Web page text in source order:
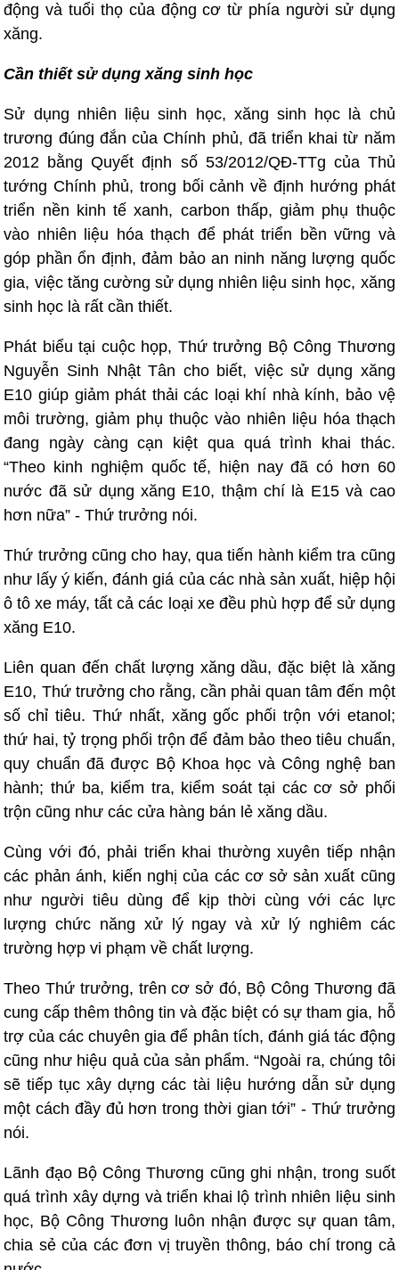
động và tuổi thọ của động cơ từ phía người sử dụng
xăng.
Cần thiết sử dụng xăng sinh học
Sử dụng nhiên liệu sinh học, xăng sinh học là chủ
trương đúng đắn của Chính phủ, đã triển khai từ năm
2012 bằng Quyết định số 53/2012/QĐ-TTg của Thủ
tướng Chính phủ, trong bối cảnh về định hướng phát
triển nền kinh tế xanh, carbon thấp, giảm phụ thuộc
vào nhiên liệu hóa thạch để phát triển bền vững và
góp phần ổn định, đảm bảo an ninh năng lượng quốc
gia, việc tăng cường sử dụng nhiên liệu sinh học, xăng
sinh học là rất cần thiết.
Phát biểu tại cuộc họp, Thứ trưởng Bộ Công Thương
Nguyễn Sinh Nhật Tân cho biết, việc sử dụng xăng
E10 giúp giảm phát thải các loại khí nhà kính, bảo vệ
môi trường, giảm phụ thuộc vào nhiên liệu hóa thạch
đang ngày càng cạn kiệt qua quá trình khai thác.
“Theo kinh nghiệm quốc tế, hiện nay đã có hơn 60
nước đã sử dụng xăng E10, thậm chí là E15 và cao
hơn nữa” - Thứ trưởng nói.
Thứ trưởng cũng cho hay, qua tiến hành kiểm tra cũng
như lấy ý kiến, đánh giá của các nhà sản xuất, hiệp hội
ô tô xe máy, tất cả các loại xe đều phù hợp để sử dụng
xăng E10.
Liên quan đến chất lượng xăng dầu, đặc biệt là xăng
E10, Thứ trưởng cho rằng, cần phải quan tâm đến một
số chỉ tiêu. Thứ nhất, xăng gốc phối trộn với etanol;
thứ hai, tỷ trọng phối trộn để đảm bảo theo tiêu chuẩn,
quy chuẩn đã được Bộ Khoa học và Công nghệ ban
hành; thứ ba, kiểm tra, kiểm soát tại các cơ sở phối
trộn cũng như các cửa hàng bán lẻ xăng dầu.
Cùng với đó, phải triển khai thường xuyên tiếp nhận
các phản ánh, kiến nghị của các cơ sở sản xuất cũng
như người tiêu dùng để kịp thời cùng với các lực
lượng chức năng xử lý ngay và xử lý nghiêm các
trường hợp vi phạm về chất lượng.
Theo Thứ trưởng, trên cơ sở đó, Bộ Công Thương đã
cung cấp thêm thông tin và đặc biệt có sự tham gia, hỗ
trợ của các chuyên gia để phân tích, đánh giá tác động
cũng như hiệu quả của sản phẩm. “Ngoài ra, chúng tôi
sẽ tiếp tục xây dựng các tài liệu hướng dẫn sử dụng
một cách đầy đủ hơn trong thời gian tới” - Thứ trưởng
nói.
Lãnh đạo Bộ Công Thương cũng ghi nhận, trong suốt
quá trình xây dựng và triển khai lộ trình nhiên liệu sinh
học, Bộ Công Thương luôn nhận được sự quan tâm,
chia sẻ của các đơn vị truyền thông, báo chí trong cả